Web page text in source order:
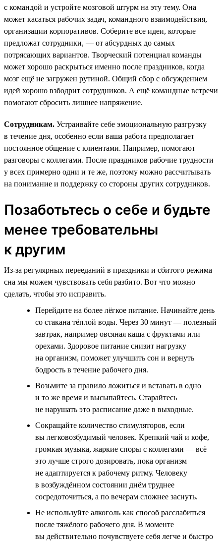
с командой и устройте мозговой штурм на эту тему. Она
может касаться рабочих задач, командного взаимодействия,
организации корпоративов. Соберите все идеи, которые
предложат сотрудники, — от абсурдных до самых
потрясающих вариантов. Творческий потенциал команды
может хорошо раскрыться именно после праздников, когда
мозг ещё не загружен рутиной. Общий сбор с обсуждением
идей хорошо взбодрит сотрудников. А ещё командные встречи
помогают сбросить лишнее напряжение.
Сотрудникам. Устраивайте себе эмоциональную разгрузку
в течение дня, особенно если ваша работа предполагает
постоянное общение с клиентами. Например, помогают
разговоры с коллегами. После праздников рабочие трудности
у всех примерно одни и те же, поэтому можно рассчитывать
на понимание и поддержку со стороны других сотрудников.
Позаботьтесь о себе и будьте
менее требовательны
к другим
Из-за регулярных перееданий в праздники и сбитого режима
сна мы можем чувствовать себя разбито. Вот что можно
сделать, чтобы это исправить.
Перейдите на более лёгкое питание. Начинайте день
со стакана тёплой воды. Через 30 минут — полезный
завтрак, например овсяная каша с фруктами или
орехами. Здоровое питание снизит нагрузку
на организм, поможет улучшить сон и вернуть
бодрость в течение рабочего дня.
Возьмите за правило ложиться и вставать в одно
и то же время и высыпайтесь. Старайтесь
не нарушать это расписание даже в выходные.
Сокращайте количество стимуляторов, если
вы легковозбудимый человек. Крепкий чай и кофе,
громкая музыка, жаркие споры с коллегами — всё
это лучше строго дозировать, пока организм
не адаптируется к рабочему ритму. Человеку
в возбуждённом состоянии днём труднее
сосредоточиться, а по вечерам сложнее заснуть.
Не используйте алкоголь как способ расслабиться
после тяжёлого рабочего дня. В моменте
вы действительно почувствуете себя легче и быстро